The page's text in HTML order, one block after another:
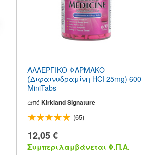
ΑΛΛΕΡΓΙΚΟ ΦΑΡΜΑΚΟ
(Διφαινυδραμίνη HCI 25mg) 600
MiniTabs
από Kirkland Signature
(65)
12,05 €
Συμπεριλαμβάνεται Φ.Π.Α.